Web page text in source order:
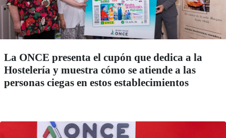
La ONCE presenta el cupón que dedica a la
Hostelería y muestra cómo se atiende a las
personas ciegas en estos establecimientos